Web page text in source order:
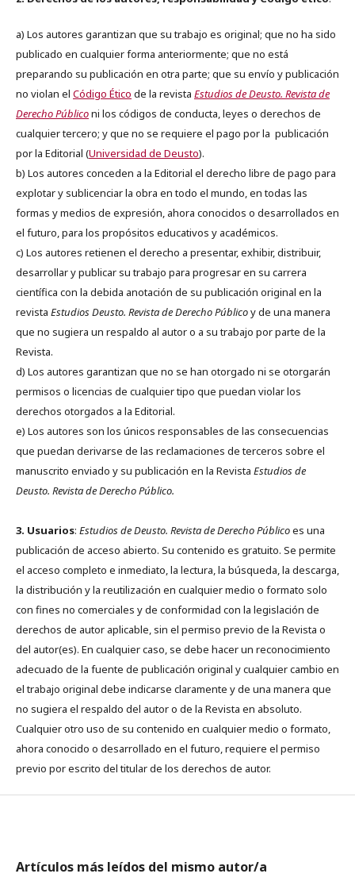
a) Los autores garantizan que su trabajo es original; que no ha sido
publicado en cualquier forma anteriormente; que no está
preparando su publicación en otra parte; que su envío y publicación
no violan el Código Ético de la revista Estudios de Deusto. Revista de
Derecho Públiconi los códigos de conducta, leyes o derechos de
cualquier tercero; y que no se requiere el pago por la publicación
por la Editorial (Universidad de Deusto).
b) Los autores conceden a la Editorial el derecho libre de pago para
explotar y sublicenciar la obra en todo el mundo, en todas las
formas y medios de expresión, ahora conocidos o desarrollados en
el futuro, para los propósitos educativos y académicos.
c) Los autores retienen el derecho a presentar, exhibir, distribuir,
desarrollar y publicar su trabajo para progresar en su carrera
científica con la debida anotación de su publicación original en la
revista Estudios Deusto. Revista de Derecho Públicoy de una manera
que no sugiera un respaldo al autor o a su trabajo por parte de la
Revista.
d) Los autores garantizan que no se han otorgado ni se otorgarán
permisos o licencias de cualquier tipo que puedan violar los
derechos otorgados a la Editorial.
e) Los autores son los únicos responsables de las consecuencias
que puedan derivarse de las reclamaciones de terceros sobre el
manuscrito enviado y su publicación en la Revista Estudios de
Deusto. Revista de Derecho Público.
3. Usuarios: Estudios de Deusto. Revista de Derecho Públicoes una
publicación de acceso abierto. Su contenido es gratuito. Se permite
el acceso completo e inmediato, la lectura, la búsqueda, la descarga,
la distribución y la reutilización en cualquier medio o formato solo
con fines no comerciales y de conformidad con la legislación de
derechos de autor aplicable, sin el permiso previo de la Revista o
del autor(es). En cualquier caso, se debe hacer un reconocimiento
adecuado de la fuente de publicación original y cualquier cambio en
el trabajo original debe indicarse claramente y de una manera que
no sugiera el respaldo del autor o de la Revista en absoluto.
Cualquier otro uso de su contenido en cualquier medio o formato,
ahora conocido o desarrollado en el futuro, requiere el permiso
previo por escrito del titular de los derechos de autor.
Artículos más leídos del mismo autor/a